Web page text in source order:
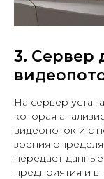
3. Сервер
На сервер
которая
видеопоток и с
зрения
передает
предприятия и